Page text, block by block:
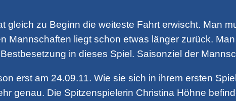
gleich zu Beginn die weiteste Fahrt erwischt. Man
Mannschaften liegt schon etwas länger zurück.
in dieses Spiel. Saisonziel der
erst am 24.09.11. Wie sie sich in ihrem ersten
genau. Die Spitzenspielerin Christina Höhne